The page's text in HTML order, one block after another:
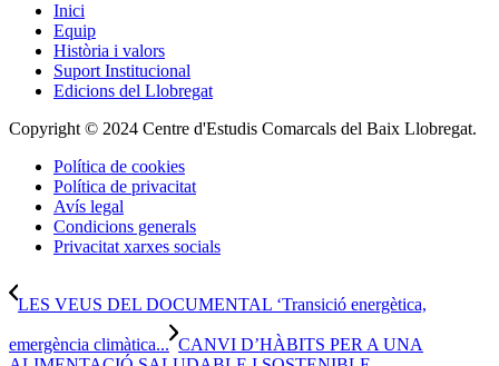
Inici
Equip
Història i valors
Suport Institucional
Edicions del Llobregat
Copyright © 2024 Centre d'Estudis Comarcals del Baix Llobregat.
Política de cookies
Política de privacitat
Avís legal
Condicions generals
Privacitat xarxes socials
LES VEUS DEL DOCUMENTAL ‘Transició energètica,
emergència climàtica... CANVI D’HÀBITS PER A UNA